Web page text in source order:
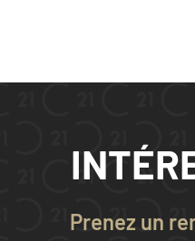
Prenez un